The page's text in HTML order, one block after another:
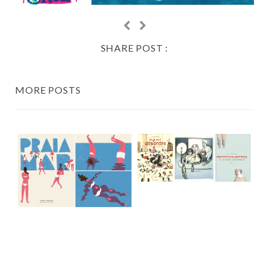
SHARE POST :
MORE POSTS